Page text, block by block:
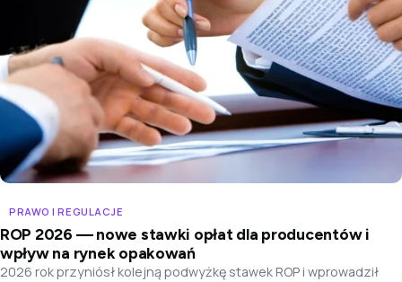
PRAWO I REGULACJE
ROP 2026 — nowe stawki opłat dla producentów i
wpływ na rynek opakowań
2026 rok przyniósł kolejną podwyżkę stawek ROP i wprowadził